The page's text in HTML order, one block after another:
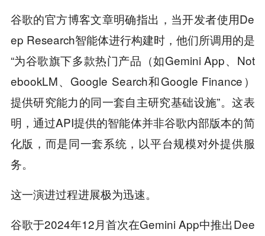
谷歌的官方博客文章明确指出，当开发者使用De
ep Research智能体进行构建时，他们所调用的是
“为谷歌旗下多款热门产品（如Gemini App、Not
ebookLM、Google Search和Google Finance）
提供研究能力的同一套自主研究基础设施”。这表
明，通过API提供的智能体并非谷歌内部版本的简
化版，而是同一套系统，以平台规模对外提供服
务。
这一演进过程进展极为迅速。
谷歌于2024年12月首次在Gemini App中推出Dee